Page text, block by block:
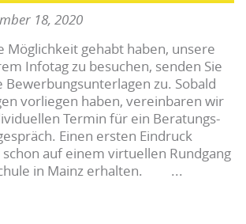
18, 2020
Möglichkeit gehabt haben, unsere
Infotag zu besuchen, senden Sie
Bewerbungsunterlagen zu. Sobald
vorliegen haben, vereinbaren wir
Termin für ein Beratungs-
Einen ersten Eindruck
auf einem virtuellen Rundgang
in Mainz erhalten. ...